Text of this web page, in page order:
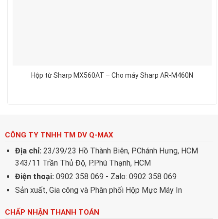
Hộp từ Sharp MX560AT – Cho máy Sharp AR-M460N
CÔNG TY TNHH TM DV Q-MAX
Địa chỉ: 23/39/23 Hồ Thành Biên, P.Chánh Hưng, HCM
343/11 Trần Thủ Độ, P.Phú Thạnh, HCM
Điện thoại: 0902 358 069 - Zalo: 0902 358 069
Sản xuất, Gia công và Phân phối Hộp Mực Máy In
CHẤP NHẬN THANH TOÁN